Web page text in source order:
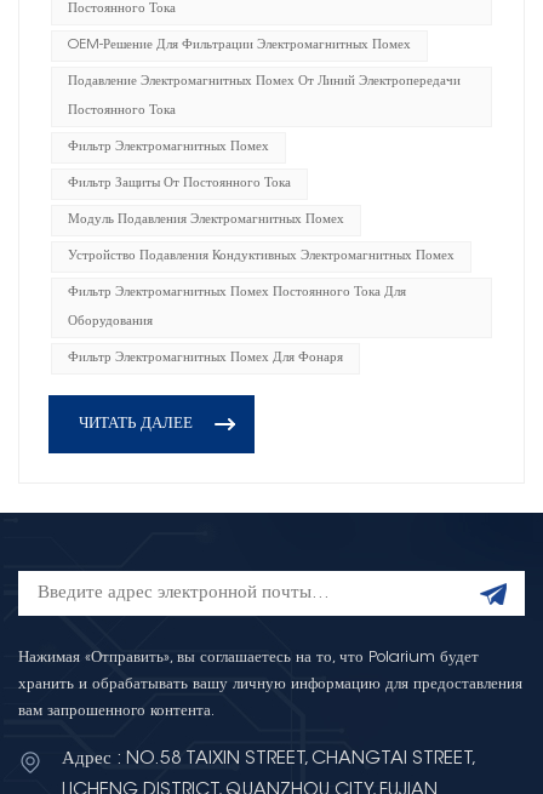
Постоянного Тока
OEM-Решение Для Фильтрации Электромагнитных Помех
Подавление Электромагнитных Помех От Линий Электропередачи
Постоянного Тока
Фильтр Электромагнитных Помех
Фильтр Защиты От Постоянного Тока
Модуль Подавления Электромагнитных Помех
Устройство Подавления Кондуктивных Электромагнитных Помех
Фильтр Электромагнитных Помех Постоянного Тока Для
Оборудования
Фильтр Электромагнитных Помех Для Фонаря
ЧИТАТЬ ДАЛЕЕ
Нажимая «Отправить», вы соглашаетесь на то, что Polarium будет
хранить и обрабатывать вашу личную информацию для предоставления
вам запрошенного контента.
Адрес : NO.58 TAIXIN STREET, CHANGTAI STREET,